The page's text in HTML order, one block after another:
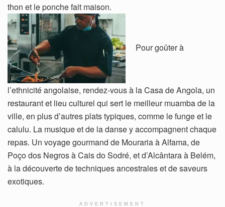
thon et le ponche fait maison.
Pour goûter à
l’ethnicité angolaise, rendez-vous à la Casa de Angola, un
restaurant et lieu culturel qui sert le meilleur muamba de la
ville, en plus d’autres plats typiques, comme le funge et le
calulu. La musique et de la danse y accompagnent chaque
repas. Un voyage gourmand de Mouraria à Alfama, de
Poço dos Negros à Cais do Sodré, et d’Alcântara à Belém,
à la découverte de techniques ancestrales et de saveurs
exotiques.
ADVERTISEMENT